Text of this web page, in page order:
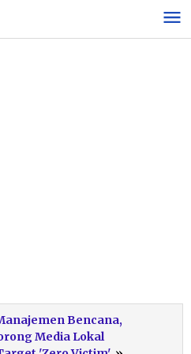
Bencana,
Media Lokal